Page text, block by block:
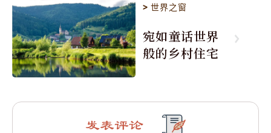
>世界之窗
宛如童话世界
般的乡村住宅
发表评论